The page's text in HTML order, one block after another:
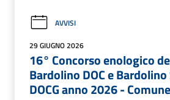
AVVISI
29 GIUGNO 2026
16° Concorso enologico
Bardolino DOC e
DOCG anno 2026 -